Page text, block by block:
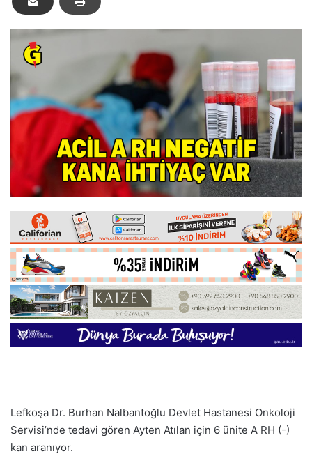
Lefkoşa Dr. Burhan Nalbantoğlu Devlet Hastanesi Onkoloji
Servisi’nde tedavi gören Ayten Atılan için 6 ünite A RH (-)
kan aranıyor.